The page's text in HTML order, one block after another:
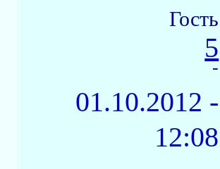
Гость
5
-
01.10.2012 -
12:08